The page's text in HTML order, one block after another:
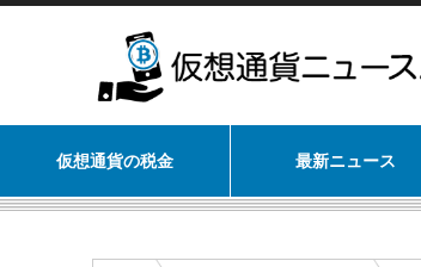
仮想通貨の税金 最新ニュース